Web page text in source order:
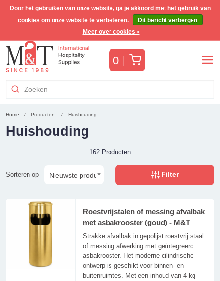
Gratis Benelux verzending voor orders >€255(incl. BTW)
0 Winkelwagen
Home Producten Huishouding
Huishouding
162 Producten
Sorteren op Filter
Roestvrijstalen of messing afvalbak
met asbakrooster (goud) - M&T
Strakke afvalbak in gepolijst roestvrij staal
of messing afwerking met geïntegreerd
asbakrooster. Het moderne cilindrische
ontwerp is geschikt voor binnen- en
buitenruimtes. Met een inhoud van 4 kg
Door het gebruiken van onze website, ga je akkoord met het gebruik van
cookies om onze website te verbeteren.
Dit bericht verbergen
Meer over cookies »